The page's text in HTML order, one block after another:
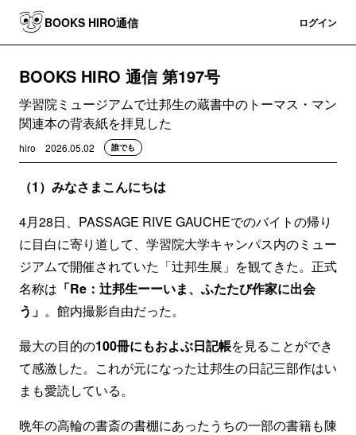
BOOKS HIRO通信 ログイン
BOOKS HIRO 通信 第197号
学習院ミュージアムで辻邦生の蔵書中のトーマス・マン
関連本の背表紙を拝見した
hiro 2026.05.02 誰でも
（1）みなさまこんにちは
4月28日、PASSAGE RIVE GAUCHEでのバイトの帰り
に目白に寄り道して、学習院大学キャンパス内のミュー
ジアムで開催されていた「辻邦生展」を観てきた。正式
名称は 「Re：辻邦生ーーいま、ふたたび作家に出会
う」 。館内撮影自由だった。
最大の目的の100冊にもおよぶ日記帳を見ることができ
て感激した。これが元になった辻邦生の日記三部作はい
まも愛読している。
晩年の高輪の書斎の書棚にあったうちの一部の書籍も陳